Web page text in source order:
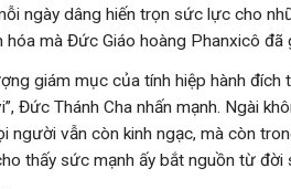
ngày dâng hiến trọn sức lực cho
mà Đức Giáo hoàng Phanxicô đã
giám mục của tính hiệp hành
Đức Thánh Cha nhấn mạnh. Ngài
người vẫn còn kinh ngạc, mà còn
thấy sức mạnh ấy bắt nguồn từ đời